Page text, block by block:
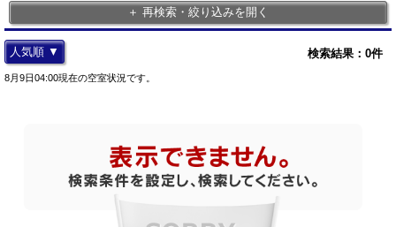
＋ 再検索・絞り込みを開く
検索結果： 0件
人気順 ▼
8月9日04:00現在の空室状況です。